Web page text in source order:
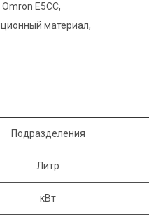
E5CC,
материал,
Подразделения
Литр
кВт